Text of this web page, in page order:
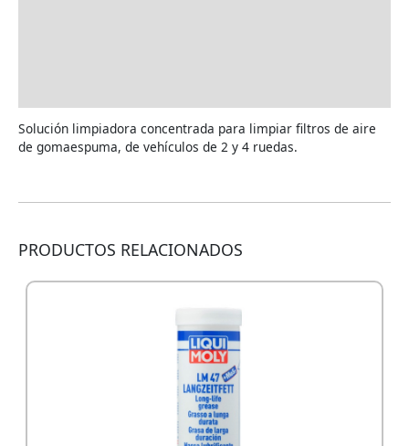
Solución limpiadora concentrada para limpiar filtros de aire
de gomaespuma, de vehículos de 2 y 4 ruedas.
PRODUCTOS RELACIONADOS